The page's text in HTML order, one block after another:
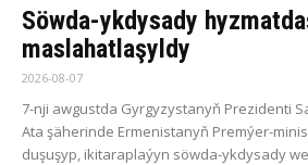
Söwda-ykdysady
maslahatlaşyldy
2026-08-07
7-nji awgustda Gyrgyzystanyň Prezidenti
Ata şäherinde Ermenistanyň Premýer-
duşuşyp, ikitaraplaýyn söwda-ykdysady